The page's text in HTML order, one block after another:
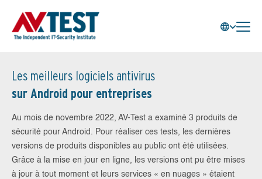
Les meilleurs logiciels antivirus
sur Android pour entreprises
Au mois de novembre 2022, AV-Test a examiné 3 produits de
sécurité pour Android. Pour réaliser ces tests, les dernières
versions de produits disponibles au public ont été utilisées.
Grâce à la mise en jour en ligne, les versions ont pu être mises
à jour à tout moment et leurs services « en nuages » étaient